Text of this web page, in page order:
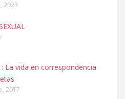
perrita ya que por temas de trabajo
2023
La vida en correspondencia
2017